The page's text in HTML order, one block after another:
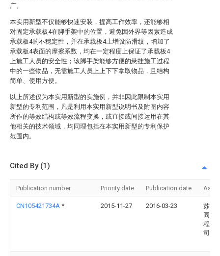
广。
本实用新型不仅能够快速安装，提高工作效率，还能够相
对固定承载板4在脚手架中的位置，避免因外界等因素造成
承载板4的不稳定性，并在承载板4上增设防滑纹，增加了
承载板4表面的摩擦系数，均在一定程度上保证了承载板4
上施工人员的安全性；该脚手架能够方便的悬挂施工过程
中的一些物品，无需施工人员上上下下拿取物品，且结构
简单、使用方便。
以上所述仅为本实用新型的实施例，并非因此限制本实用
新型的专利范围，凡是利用本实用新型说明书及附图内容
所作的等效结构或等效流程变换，或直接或间接运用在其
他相关的技术领域，均同理包括在本实用新型的专利保护
范围内。
Cited By (1)
Publication number Priority date Publication date
CN105421734A * 2015-11-27 2016-03-23
苏州
同装
程有
司